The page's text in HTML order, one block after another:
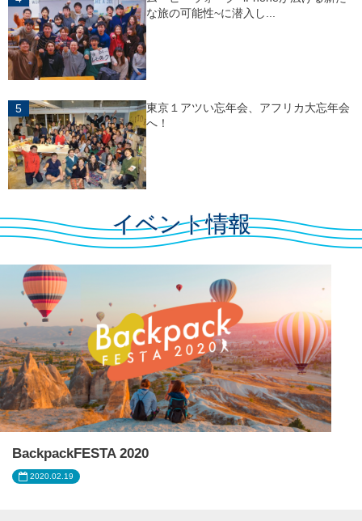
な旅の可能性~に潜入し...
東京１アツい忘年会、アフリカ大忘年会
へ！
イベント情報
BackpackFESTA 2020
2020.02.19